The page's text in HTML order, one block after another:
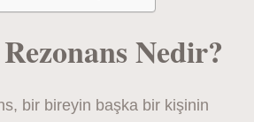
Nedir?
bir bireyin başka bir kişinin